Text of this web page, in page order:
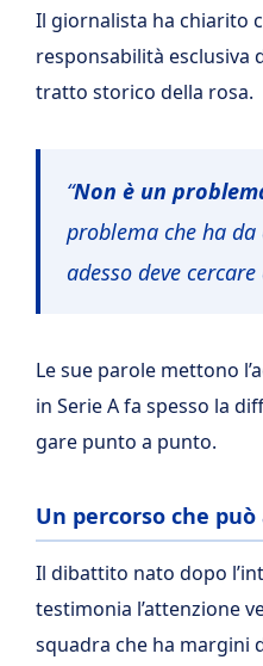
Il giornalista ha chiarito
responsabilità esclusiva
tratto storico della rosa.
“Non è un
problema che ha
adesso deve
Le sue parole mettono
in Serie A fa spesso la
gare punto a punto.
Un percorso che
Il dibattito nato dopo
testimonia l’attenzione
squadra che ha margini